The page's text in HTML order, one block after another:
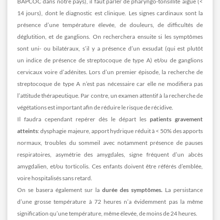
14 jours), dont le diagnostic est clinique. Les signes cardinaux sont la
présence d’une température élevée, de douleurs, de difficultés de
déglutition, et de ganglions. On recherchera ensuite si les symptômes
sont uni- ou bilatéraux, s’il y a présence d’un exsudat (qui est plutôt
un indice de présence de streptocoque de type A) et/ou de ganglions
cervicaux voire d’adénites. Lors d’un premier épisode, la recherche de
streptocoque de type A n’est pas nécessaire car elle ne modifiera pas
l’attitude thérapeutique. Par contre, un examen attentif à la recherche de
végétations est important afin de réduire le risque de récidive.
Il faudra cependant repérer dès le départ les patients gravement
atteints: dysphagie majeure, apport hydrique réduit à < 50% des apports
normaux, troubles du sommeil avec notamment présence de pauses
respiratoires, asymétrie des amygdales, signe fréquent d’un abcès
amygdalien, et/ou torticolis. Ces enfants doivent être référés d’emblée,
voire hospitalisés sans retard.
On se basera également sur la durée des symptômes. La persistance
d’une grosse température à 72 heures n’a évidemment pas la même
signification qu’une température, même élevée, de moins de 24 heures.